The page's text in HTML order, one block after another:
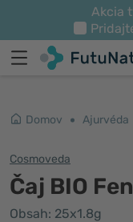
Akcia
Domov Ajurvéda
Cosmoveda
Čaj BIO
Obsah: 25x1.8g